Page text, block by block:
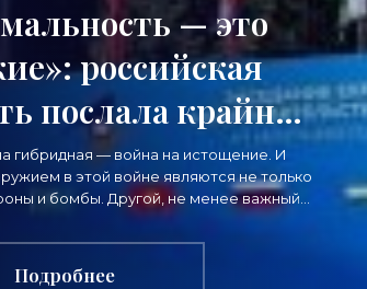
— это
российская
послала крайне
сигнал
-
гибридная — война на истощение. И
в этой войне являются не только
и бомбы. Другой, не менее важный
оружия в нынешнем конфликте
Подробнее